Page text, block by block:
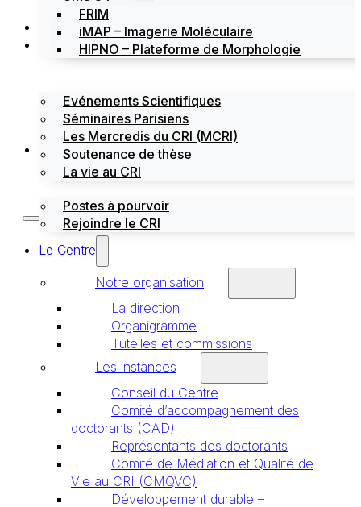
FRIM
iMAP – Imagerie Moléculaire
HIPNO – Plateforme de Morphologie
Actualités
Évènements
Evénements Scientifiques
Séminaires Parisiens
Les Mercredis du CRI (MCRI)
Soutenance de thèse
La vie au CRI
Emploi / stages
Postes à pourvoir
Rejoindre le CRI
Le Centre
Notre organisation
La direction
Organigramme
Tutelles et commissions
Les instances
Conseil du Centre
Comité d’accompagnement des
doctorants (CAD)
Représentants des doctorants
Comité de Médiation et Qualité de
Vie au CRI (CMQVC)
Développement durable –